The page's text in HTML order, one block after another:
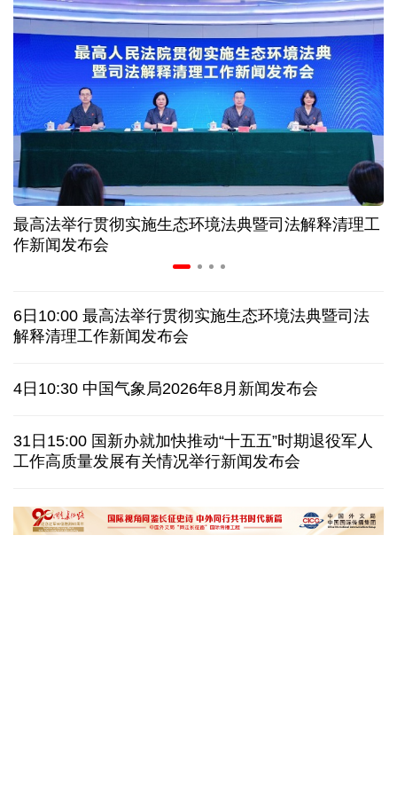
入境游火热 前7月北京离境退税各项数据均创新高
我国自阿根廷进口的牛肉已达到规定数量的50%
上半年我国黄金消费量511.412吨，同比增长1.23%
AI客服承诺不实、人工客服接入困难 中消协回应
数据有了“身份证” 我国正稳步推进数据产权登记
白宫否认特朗普与赫格塞思因弹药库存短缺发生争执
美媒称美国增派人手 在古巴加大力度开展情报活动
巴西降级与阿根廷关系 阿称驻巴大使将“回国休假”
韩国总统要求加速整合军校 防范再度发生军事政变
最高法举行贯彻实施生态环境法典暨司法解释清理工
作新闻发布会
6日10:00 最高法举行贯彻实施生态环境法典暨司法
解释清理工作新闻发布会
4日10:30 中国气象局2026年8月新闻发布会
31日15:00 国新办就加快推动“十五五”时期退役军人
工作高质量发展有关情况举行新闻发布会